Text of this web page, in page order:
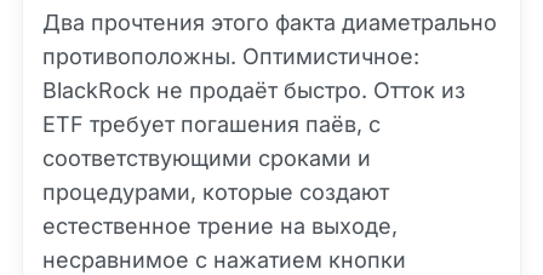
Два прочтения этого факта диаметрально
противоположны. Оптимистичное:
BlackRock не продаёт быстро. Отток из
ETF требует погашения паёв, с
соответствующими сроками и
процедурами, которые создают
естественное трение на выходе,
несравнимое с нажатием кнопки